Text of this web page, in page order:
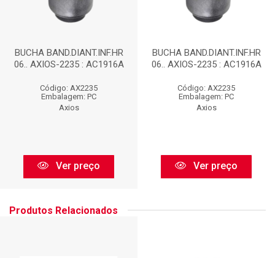
BUCHA BAND.DIANT.INF.HR
06.. AXIOS-2235 : AC1916A
Código: AX2235
Embalagem: PC
Axios
Ver preço
BUCHA BAND.DIANT.INF.HR
06.. AXIOS-2235 : AC1916A
Código: AX2235
Embalagem: PC
Axios
Ver preço
Produtos Relacionados